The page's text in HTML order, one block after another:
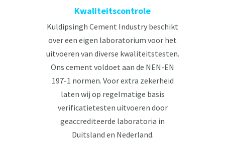
Kwaliteitscontrole
Kuldipsingh Cement Industry beschikt
over een eigen laboratorium voor het
uitvoeren van diverse kwaliteitstesten.
Ons cement voldoet aan de NEN-EN
197-1 normen. Voor extra zekerheid
laten wij op regelmatige basis
verificatietesten uitvoeren door
geaccrediteerde laboratoria in
Duitsland en Nederland.